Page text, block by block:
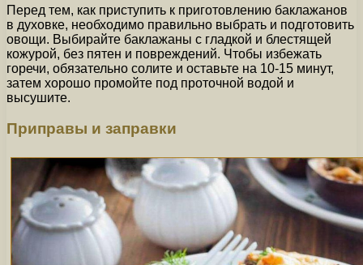
Перед тем, как приступить к приготовлению баклажанов
в духовке, необходимо правильно выбрать и подготовить
овощи. Выбирайте баклажаны с гладкой и блестящей
кожурой, без пятен и повреждений. Чтобы избежать
горечи, обязательно солите и оставьте на 10-15 минут,
затем хорошо промойте под проточной водой и
высушите.
Приправы и заправки